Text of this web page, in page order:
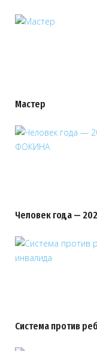
Мастер
Человек года —
Система против